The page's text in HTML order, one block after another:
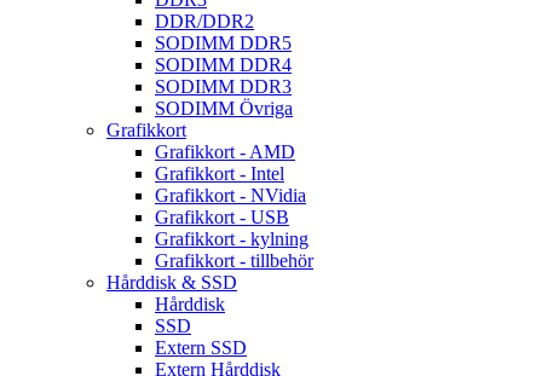
DDR/DDR2
SODIMM DDR5
SODIMM DDR4
SODIMM DDR3
SODIMM Övriga
Grafikkort
Grafikkort - AMD
Grafikkort - Intel
Grafikkort - NVidia
Grafikkort - USB
Grafikkort - kylning
Grafikkort - tillbehör
Hårddisk & SSD
Hårddisk
SSD
Extern SSD
Extern Hårddisk